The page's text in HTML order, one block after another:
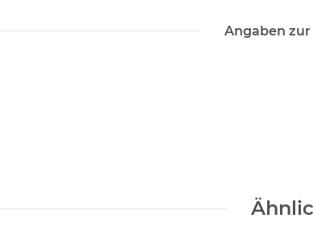
Angaben